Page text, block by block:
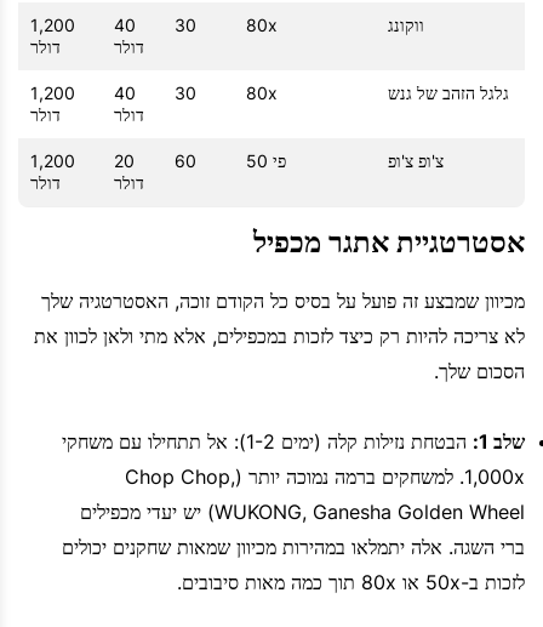
ווקונג 80x
30
40
דולר
1,200
דולר
גלגל הזהב של גנש 80x
30
40
דולר
1,200
דולר
צ'ופ צ'ופ פי 50 60
20
דולר
1,200
דולר
אסטרטגיית אתגר מכפיל
מכיוון שמבצע זה פועל על בסיס כל הקודם זוכה, האסטרטגיה שלך
לא צריכה להיות רק כיצד לזכות במכפילים, אלא מתי ולאן לכוון את
הסכום שלך.
שלב 1:
הבטחת נזילות קלה (ימים 1-2): אל תתחילו עם משחקי
1,000x. למשחקים ברמה נמוכה יותר (Chop Chop,
WUKONG, Ganesha Golden Wheel) יש יעדי מכפילים
ברי השגה. אלה יתמלאו במהירות מכיוון שמאות שחקנים יכולים
לזכות ב-50x או 80x תוך כמה מאות סיבובים.